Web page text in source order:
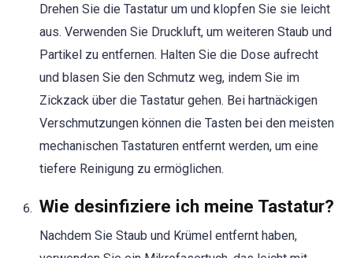
Drehen Sie die Tastatur um und klopfen Sie sie leicht
aus. Verwenden Sie Druckluft, um weiteren Staub und
Partikel zu entfernen. Halten Sie die Dose aufrecht
und blasen Sie den Schmutz weg, indem Sie im
Zickzack über die Tastatur gehen. Bei hartnäckigen
Verschmutzungen können die Tasten bei den meisten
mechanischen Tastaturen entfernt werden, um eine
tiefere Reinigung zu ermöglichen.
Wie desinfiziere ich meine Tastatur?
Nachdem Sie Staub und Krümel entfernt haben,